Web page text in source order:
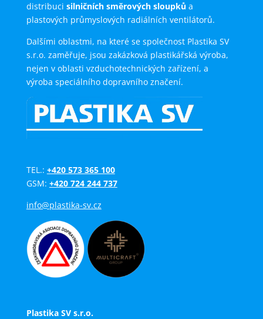
distribuci silničních směrových sloupkůa
plastových průmyslových radiálních ventilátorů.
Dalšími oblastmi, na které se společnost Plastika SV
s.r.o. zaměřuje, jsou zakázková plastikářská výroba,
nejen v oblasti vzduchotechnických zařízení, a
výroba speciálního dopravního značení.
TEL.: +420 573 365 100
GSM: +420 724 244 737
info@plastika-sv.cz
Plastika SV s.r.o.